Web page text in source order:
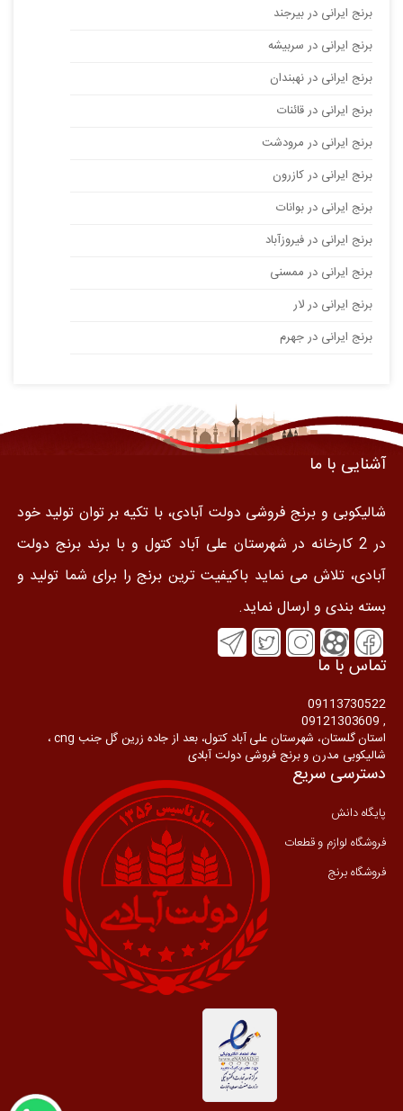
برنج ایرانی در بیرجند
برنج ایرانی در سربیشه
برنج ایرانی در نهبندان
برنج ایرانی در قائنات
برنج ایرانی در مرودشت
برنج ایرانی در کازرون
برنج ایرانی در بوانات
برنج ایرانی در فیروزآباد
برنج ایرانی در ممسنی
برنج ایرانی در لار
برنج ایرانی در جهرم
آشنایی با ما
شالیکوبی و برنج فروشی دولت آبادی، با تکیه بر توان تولید خود
در 2 کارخانه در شهرستان علی آباد کتول و با برند برنج دولت
آبادی، تلاش می نماید باکیفیت ترین برنج را برای شما تولید و
بسته بندی و ارسال نماید.
تماس با ما
09113730522
, 09121303609
استان گلستان، شهرستان علی آباد کتول، بعد از جاده زرین گل جنب cng ،
شالیکوبی مدرن و برنج فروشی دولت آبادی
دسترسی سریع
پایگاه دانش
فروشگاه لوازم و قطعات
فروشگاه برنج